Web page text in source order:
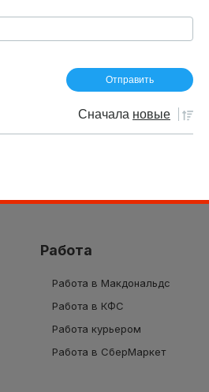
Сначала новые
Работа
Работа в Макдональдс
Работа в КФС
Работа курьером
Работа в СберМаркет